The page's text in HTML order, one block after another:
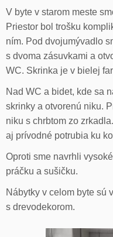
V byte v starom meste
Priestor bol trošku
ním. Pod dvojumývadlo
s dvoma zásuvkami a
WC. Skrinka je v bielej
Nad WC a bidet, kde sa
skrinky a otvorenú niku.
niku s chrbtom zo
aj prívodné potrubia ku
Oproti sme navrhli
práčku a sušičku.
Nábytky v celom byte sú
s drevodekorom.